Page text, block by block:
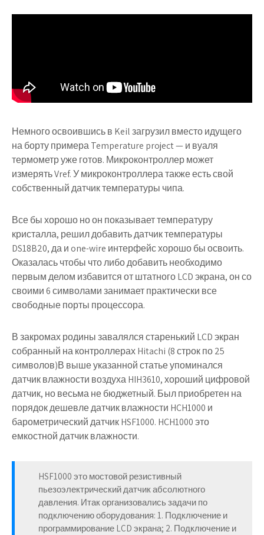
Немного освоившись в Keil загрузил вместо идущего
на борту примера Temperature project — и вуаля
термометр уже готов. Микроконтроллер может
измерять Vref. У микроконтроллера также есть свой
собственный датчик температуры чипа.
Все бы хорошо но он показывает температуру
кристалла, решил добавить датчик температуры
DS18B20, да и one-wire интерфейс хорошо бы освоить.
Оказалась чтобы что либо добавить необходимо
первым делом избавится от штатного LCD экрана, он со
своими 6 символами занимает практически все
свободные порты процессора.
В закромах родины завалялся старенький LCD экран
собранный на контроллерах Hitachi (8 строк по 25
символов)В выше указанной статье упоминался
датчик влажности воздуха HIH3610, хороший цифровой
датчик, но весьма не бюджетный. Был приобретен на
порядок дешевле датчик влажности HCH1000 и
барометрический датчик HSF1000. HCH1000 это
емкостной датчик влажности.
HSF1000 это мостовой резистивный
пьезоэлектрический датчик абсолютного
давления. Итак организовались задачи по
подключению оборудования: 1. Подключение и
программирование LCD экрана; 2. Подключение и